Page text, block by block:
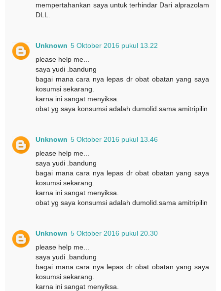
mempertahankan saya untuk terhindar Dari alprazolam
DLL.
Unknown 5 Oktober 2016 pukul 13.22
please help me...
saya yudi .bandung
bagai mana cara nya lepas dr obat obatan yang saya
kosumsi sekarang.
karna ini sangat menyiksa.
obat yg saya konsumsi adalah dumolid.sama amitripilin
Unknown 5 Oktober 2016 pukul 13.46
please help me...
saya yudi .bandung
bagai mana cara nya lepas dr obat obatan yang saya
kosumsi sekarang.
karna ini sangat menyiksa.
obat yg saya konsumsi adalah dumolid.sama amitripilin
Unknown 5 Oktober 2016 pukul 20.30
please help me...
saya yudi .bandung
bagai mana cara nya lepas dr obat obatan yang saya
kosumsi sekarang.
karna ini sangat menyiksa.